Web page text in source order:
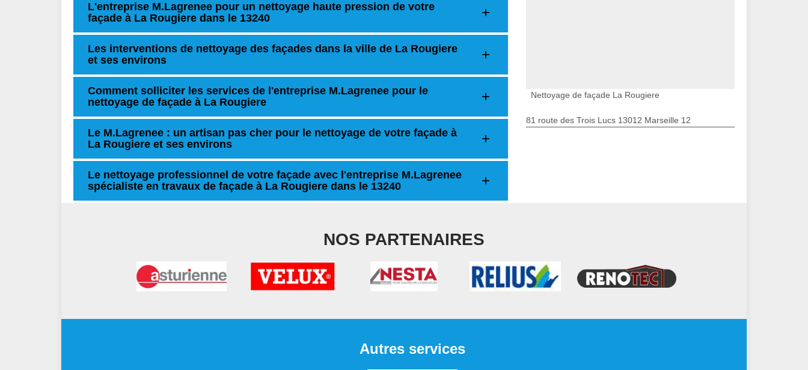
L'entreprise M.Lagrenee pour un nettoyage haute pression de votre
façade à La Rougiere dans le 13240
Les interventions de nettoyage des façades dans la ville de La Rougiere
et ses environs
Comment solliciter les services de l'entreprise M.Lagrenee pour le
nettoyage de façade à La Rougiere
Le M.Lagrenee : un artisan pas cher pour le nettoyage de votre façade à
La Rougiere et ses environs
Le nettoyage professionnel de votre façade avec l'entreprise M.Lagrenee
spécialiste en travaux de façade à La Rougiere dans le 13240
Nettoyage de façade La Rougiere
81 route des Trois Lucs 13012 Marseille 12
NOS PARTENAIRES
Autres services